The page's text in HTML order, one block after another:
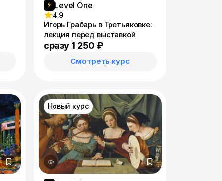
Level One
4.9
Игорь Грабарь в Третьяковке:
лекция перед выставкой
сразу 1 250 ₽
Смотреть курс
Новый курс